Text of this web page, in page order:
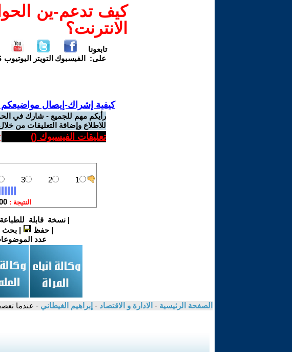
كيف تدعم-ين
الانترنت؟
تابعونا
على:
الفيسبوك التويتر اليوتيوب
كيفية إشراك-إيصال
رأيكم مهم للجميع - شارك في
للاطلاع وإضافة التعليقات من
تعليقات الفيسبوك ()
|نسخة قابلة للطباعة
|حفظ |بحث
عدد
الصفحة الرئيسية - الادارة و الاقتصاد - إبراهيم الغيطاني - عندما